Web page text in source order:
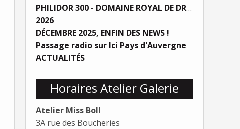
PHILIDOR 300 - DOMAINE ROYAL DE DREUX
2026
DÉCEMBRE 2025, ENFIN DES NEWS !
Passage radio sur Ici Pays d'Auvergne
ACTUALITÉS
Horaires Atelier Galerie
Atelier Miss Boll
3A rue des Boucheries